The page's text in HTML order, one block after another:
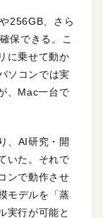
256GB、さら
保できる。こ
に乗せて動か
ソコンでは実
、Mac一台で
、AI研究・開
いた。それで
ンで動作させ
モデルを「蒸
実行が可能と